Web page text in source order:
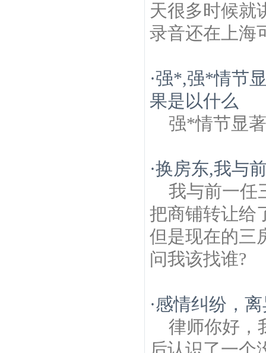
天很多时候就
录音还在上
·强*,强*情节
果是以什么
强*情节显
·换房东,我与
我与前一任
把商铺转让给
但是现在的三
问我该找谁?
·感情纠纷，
律师你好，